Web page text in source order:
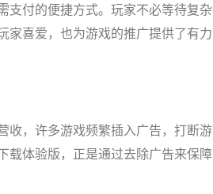
支付的便捷方式。玩家不必等待复杂
家喜爱，也为游戏的推广提供了有力
收，许多游戏频繁插入广告，打断游
载体验版，正是通过去除广告来保障